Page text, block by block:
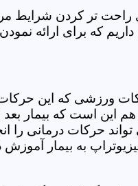
راحت تر کردن شرایط
که برای ارائه
ورزشی که این
این است که بیمار
حرکات درمانی را
به بیمار